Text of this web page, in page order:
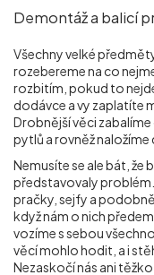
Demontáž a balicí
Všechny velké
rozebereme na co
rozbitím, pokud to
dodávce a vy zaplatíte
Drobnější věci
pytlů a rovněž naložíme
Nemusíte se ale bát, že
představovaly problém.
pračky, sejfy a
když nám o nich
vozíme s sebou
věcí mohlo hodit, a i
Nezaskočí nás ani